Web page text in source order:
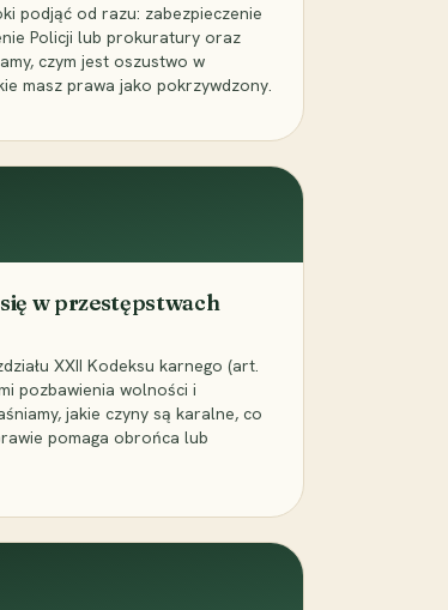
podjąć od razu: zabezpieczenie
Policji lub prokuratury oraz
czym jest oszustwo w
masz prawa jako pokrzywdzony.
w przestępstwach
XXII Kodeksu karnego (art.
pozbawienia wolności i
jakie czyny są karalne, co
pomaga obrońca lub